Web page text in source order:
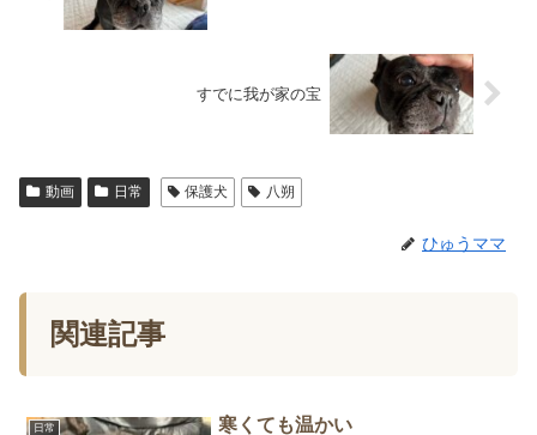
すでに我が家の宝
動画 日常 保護犬 八朔
ひゅうママ
関連記事
日常 寒くても温かい